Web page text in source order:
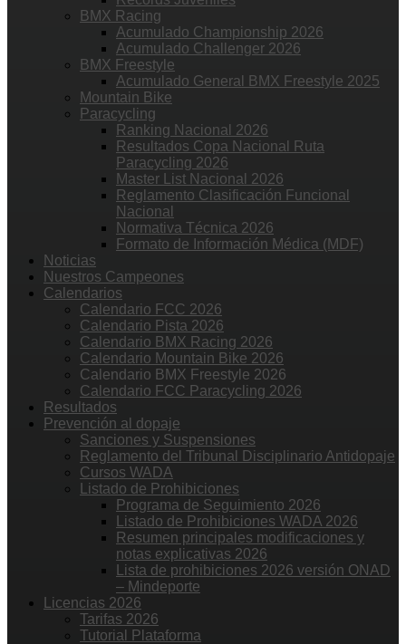
BMX Racing
Acumulado Championship 2026
Acumulado Challenger 2026
BMX Freestyle
Acumulado General BMX Freestyle 2025
Mountain Bike
Paracycling
Ranking Nacional 2026
Resultados Copa Nacional Ruta
Paracycling 2026
Master List Nacional 2026
Reglamento Clasificación Funcional
Nacional
Normativa Técnica 2026
Formato de Información Médica (MDF)
Noticias
Nuestros Campeones
Calendarios
Calendario FCC 2026
Calendario Pista 2026
Calendario BMX Racing 2026
Calendario Mountain Bike 2026
Calendario BMX Freestyle 2026
Calendario FCC Paracycling 2026
Resultados
Prevención al dopaje
Sanciones y Suspensiones
Reglamento del Tribunal Disciplinario Antidopaje
Cursos WADA
Listado de Prohibiciones
Programa de Seguimiento 2026
Listado de Prohibiciones WADA 2026
Resumen principales modificaciones y
notas explicativas 2026
Lista de prohibiciones 2026 versión ONAD
– Mindeporte
Licencias 2026
Tarifas 2026
Tutorial Plataforma